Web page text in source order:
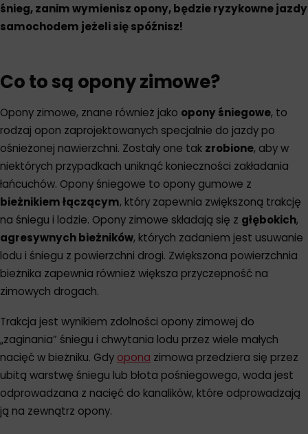
śnieg, zanim wymienisz opony, będzie ryzykowne jazdy
samochodem jeżeli się spóźnisz!
Co to są opony zimowe?
Opony zimowe, znane również jako opony śniegowe, to
rodzaj opon zaprojektowanych specjalnie do jazdy po
ośnieżonej nawierzchni. Zostały one tak zrobione, aby w
niektórych przypadkach uniknąć konieczności zakładania
łańcuchów. Opony śniegowe to opony gumowe z
bieżnikiem łączącym, który zapewnia zwiększoną trakcję
na śniegu i lodzie. Opony zimowe składają się z głębokich,
agresywnych bieżników, których zadaniem jest usuwanie
lodu i śniegu z powierzchni drogi. Zwiększona powierzchnia
bieżnika zapewnia również większa przyczepność na
zimowych drogach.
Trakcja jest wynikiem zdolności opony zimowej do
„zaginania” śniegu i chwytania lodu przez wiele małych
nacięć w bieżniku. Gdy opona zimowa przedziera się przez
ubitą warstwę śniegu lub błota pośniegowego, woda jest
odprowadzana z nacięć do kanalików, które odprowadzają
ją na zewnątrz opony.